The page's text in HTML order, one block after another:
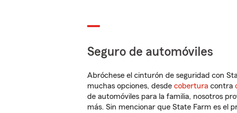
Seguro de automóviles
Abróchese el cinturón de seguridad con
muchas opciones, desde cobertura contra
de automóviles para la familia, nosotros
más. Sin mencionar que State Farm es el